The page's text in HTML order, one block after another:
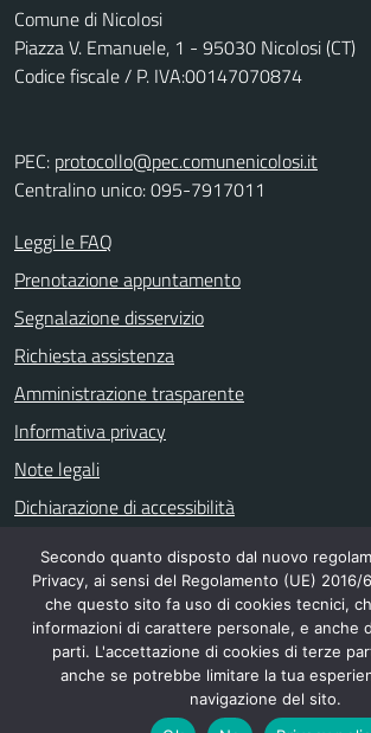
Comune di Nicolosi
Piazza V. Emanuele, 1 - 95030 Nicolosi (CT)
Codice fiscale / P. IVA:00147070874
PEC: protocollo@pec.comunenicolosi.it
Centralino unico: 095-7917011
Leggi le FAQ
Prenotazione appuntamento
Segnalazione disservizio
Richiesta assistenza
Amministrazione trasparente
Informativa privacy
Note legali
Dichiarazione di accessibilità
SEGUICI SU
Gruppo Consiliare Comune di Nicolosi
Secondo quanto disposto dal nuovo
Privacy, ai sensi del Regolamento (UE)
che questo sito fa uso di cookies tecnici,
informazioni di carattere personale, e anche
parti. L'accettazione di cookies di terze
anche se potrebbe limitare la tua
navigazione del sito.